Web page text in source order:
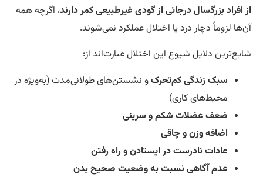
افراد بزرگسال درجاتی از گودی غیرطبیعی کمر دارند، اگرچه همه
لزوماً دچار درد یا اختلال عملکرد نمی‌شوند.
دلایل شیوع این اختلال عبارت‌اند از:
سبک زندگی کم‌تحرکو نشستن‌های طولانی‌مدت (به‌ویژه در
محیط‌های کاری)
ضعف عضلات شکم و سرینی
اضافه وزن و چاقی
عادات نادرست در ایستادن و راه رفتن
عدم آگاهی نسبت به وضعیت صحیح بدن